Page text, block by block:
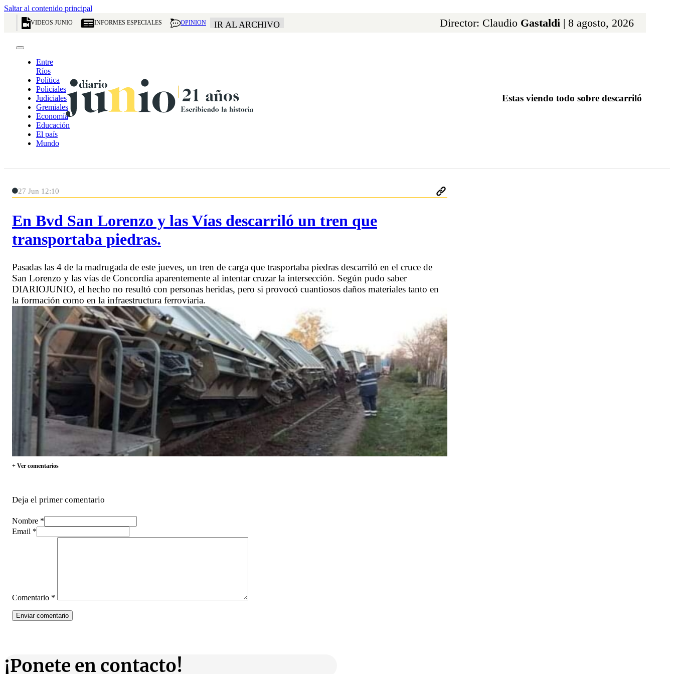
Saltar al contenido principal
VIDEOS JUNIO INFORMES ESPECIALES OPINION IR AL ARCHIVO Director: Claudio Gastaldi | 8 agosto, 2026
Entre
Ríos
Política
Policiales
Judiciales
Gremiales
Economía
Educación
El país
Mundo
Estas viendo todo sobre descarriló
27 Jun 12:10
En Bvd San Lorenzo y las Vías descarriló un tren que
transportaba piedras.
Pasadas las 4 de la madrugada de este jueves, un tren de carga que trasportaba piedras descarriló en el cruce de
San Lorenzo y las vías de Concordia aparentemente al intentar cruzar la intersección. Según pudo saber
DIARIOJUNIO, el hecho no resultó con personas heridas, pero si provocó cuantiosos daños materiales tanto en
la formación como en la infraestructura ferroviaria.
+ Ver comentarios
Deja el primer comentario
Nombre *
Email *
Comentario *
¡Ponete en contacto!